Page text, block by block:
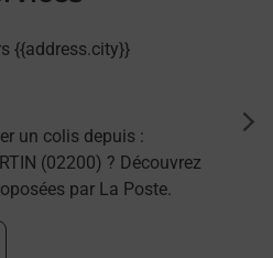
un colis depuis :
(02200) ? Découvrez
par La Poste.